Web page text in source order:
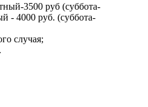
3500 руб (суббота-
- 4000 руб. (суббота-
случая;